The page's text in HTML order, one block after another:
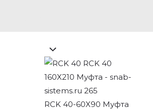
RCK 40-60X90 Муфта